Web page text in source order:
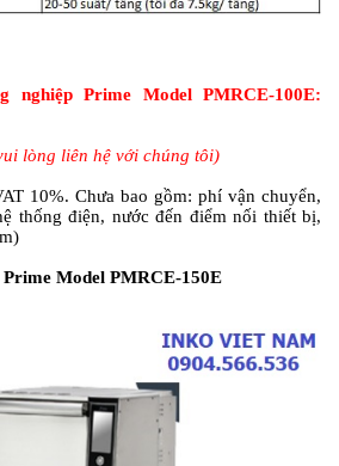
nghiệp Prime Model PMRCE-100E:
lòng liên hệ với chúng tôi)
10%. Chưa bao gồm: phí vận chuyển,
thống điện, nước đến điểm nối thiết bị,
Model PMRCE-150E